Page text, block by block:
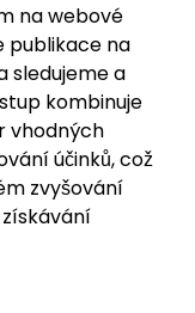
na webové
publikace na
sledujeme a
kombinuje
vhodných
účinků, což
zvyšování